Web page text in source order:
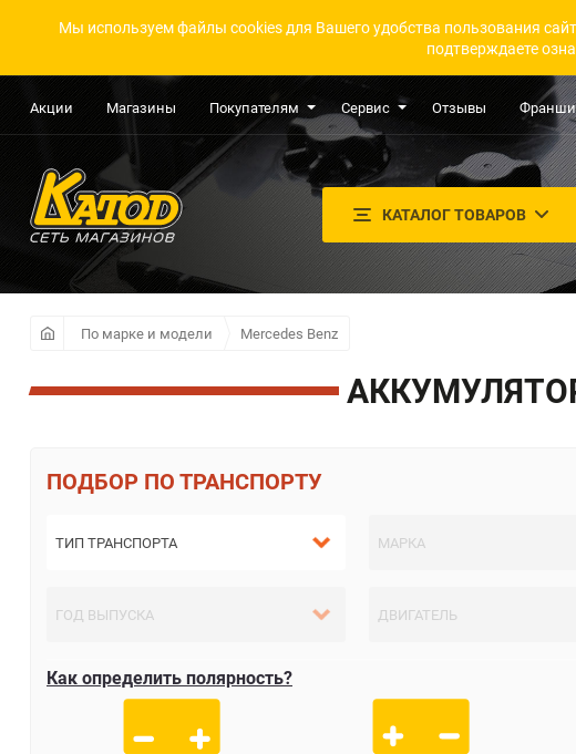
Мы используем файлы cookies для Вашего удобства пользования
подтверждаете
Акции Магазины Покупателям Сервис Отзывы
КАТАЛОГ ТОВАРОВ
По марке и модели Mercedes Benz
ПО ТРАНСПОРТУ
Как определить полярность?